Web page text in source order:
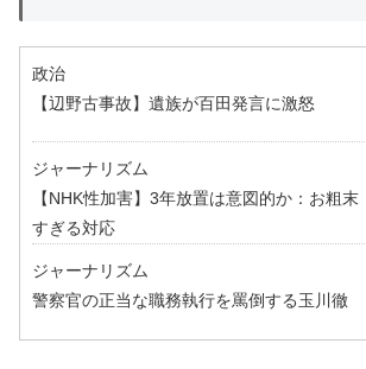
政治
【辺野古事故】遺族が百田発言に激怒
ジャーナリズム
【NHK性加害】3年放置は意図的か：お粗末
すぎる対応
ジャーナリズム
警察官の正当な職務執行を罵倒する玉川徹